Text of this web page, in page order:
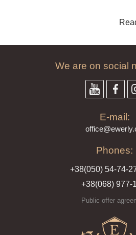
We are on social
E-mail:
office@ewe
Phones:
+38(050) 54-74-2
+38(068) 977-1
Public offer